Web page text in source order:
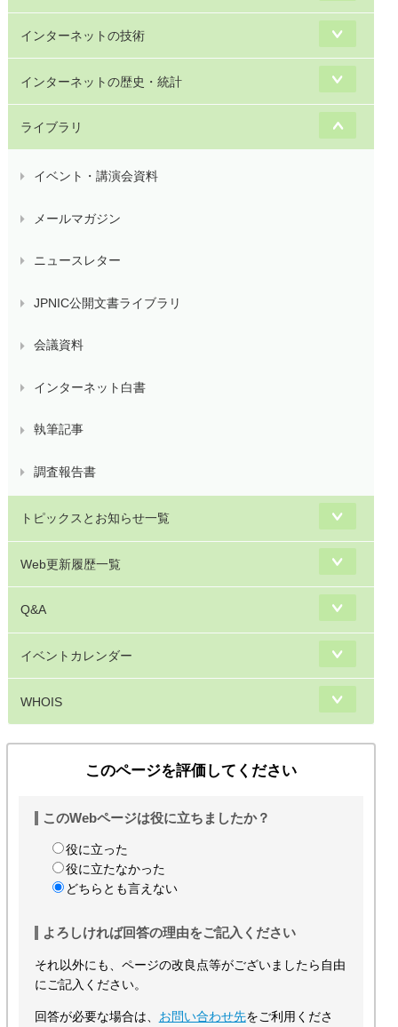
インターネットの技術
インターネットの歴史・統計
ライブラリ
イベント・講演会資料
メールマガジン
ニュースレター
JPNIC公開文書ライブラリ
会議資料
インターネット白書
執筆記事
調査報告書
トピックスとお知らせ一覧
Web更新履歴一覧
Q&A
イベントカレンダー
WHOIS
このページを評価してください
このWebページは役に立ちましたか？
役に立った
役に立たなかった
どちらとも言えない
よろしければ回答の理由をご記入ください
それ以外にも、ページの改良点等がございましたら自由
にご記入ください。
回答が必要な場合は、 お問い合わせ先をご利用くださ